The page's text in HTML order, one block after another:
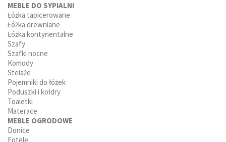
MEBLE DO SYPIALNI
Łóżka tapicerowane
Łóżka drewniane
Łóżka kontynentalne
Szafy
Szafki nocne
Komody
Stelaże
Pojemniki do łóżek
Poduszki i kołdry
Toaletki
Materace
MEBLE OGRODOWE
Donice
Fotele